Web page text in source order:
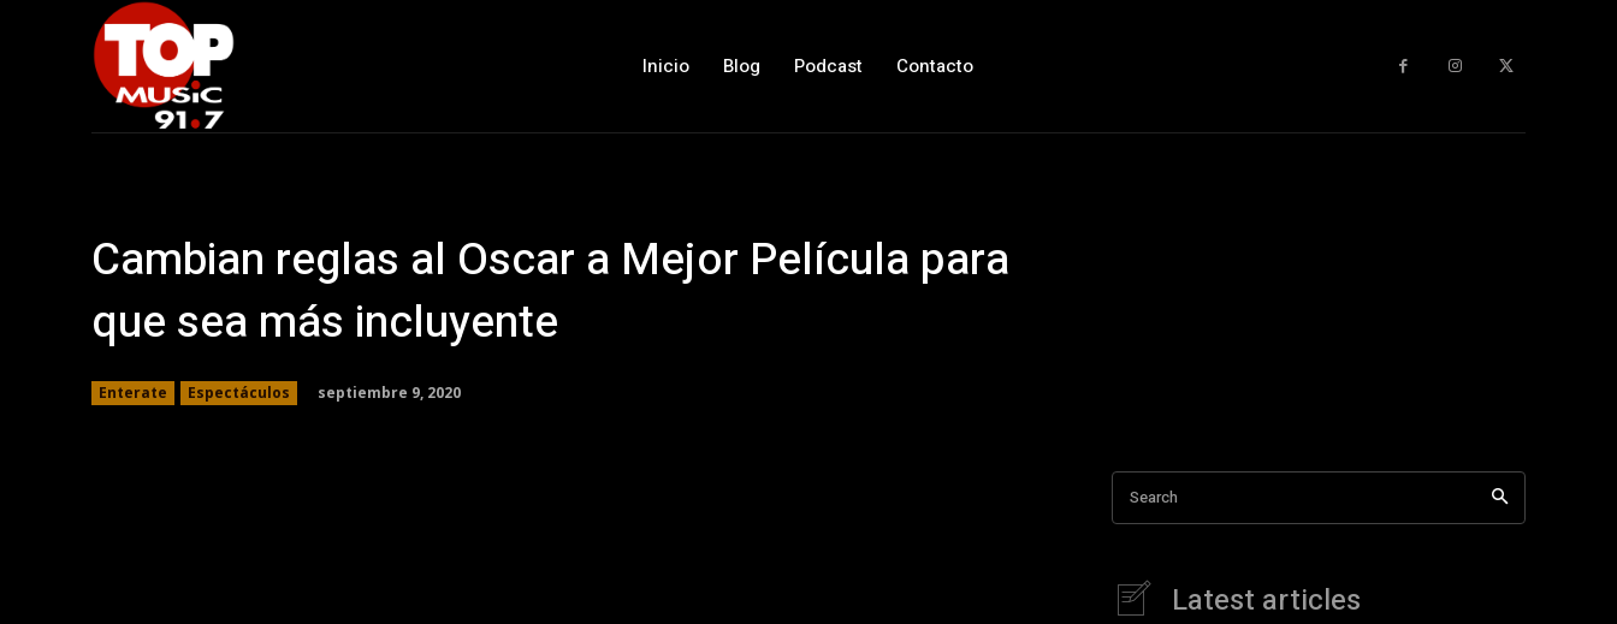
Inicio Blog Podcast Contacto
Cambian reglas al Oscar a Mejor Película para
que sea más incluyente
Enterate Espectáculos septiembre 9, 2020
Search
Latest articles